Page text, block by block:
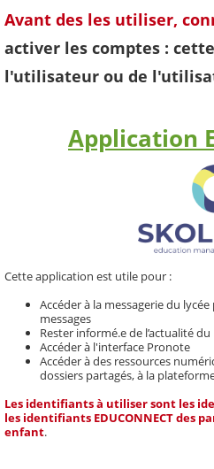
Avant des les utiliser,
activer les comptes :
l'utilisateur ou de
Application
Cette application est utile pour :
Accéder à la messagerie du
messages
Rester informé.e de l’actualité
Accéder à l'interface Pronote
Accéder à des ressources
dossiers partagés, à la
Les identifiants à utiliser sont les
les identifiants EDUCONNECT des
enfant.